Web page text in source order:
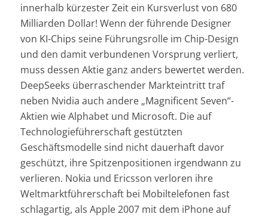
innerhalb kürzester Zeit ein Kursverlust von 680
Milliarden Dollar! Wenn der führende Designer
von KI-Chips seine Führungsrolle im Chip-Design
und den damit verbundenen Vorsprung verliert,
muss dessen Aktie ganz anders bewertet werden.
DeepSeeks überraschender Markteintritt traf
neben Nvidia auch andere „Magnificent Seven“-
Aktien wie Alphabet und Microsoft. Die auf
Technologieführerschaft gestützten
Geschäftsmodelle sind nicht dauerhaft davor
geschützt, ihre Spitzenpositionen irgendwann zu
verlieren. Nokia und Ericsson verloren ihre
Weltmarktführerschaft bei Mobiltelefonen fast
schlagartig, als Apple 2007 mit dem iPhone auf